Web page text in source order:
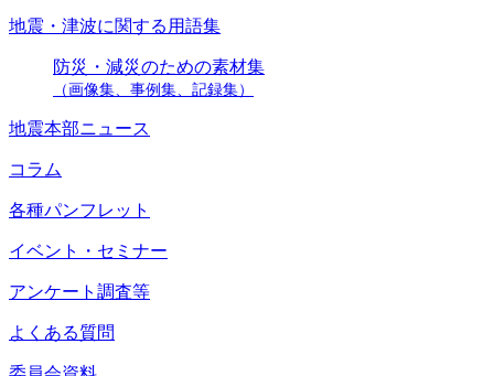
地震・津波に関する用語集
防災・減災のための素材集
（画像集、事例集、記録集）
地震本部ニュース
コラム
各種パンフレット
イベント・セミナー
アンケート調査等
よくある質問